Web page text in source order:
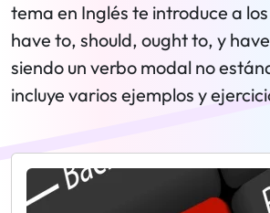
tema en Inglés te introduce a
have to, should, ought to, y
siendo un verbo modal no
incluye varios ejemplos y